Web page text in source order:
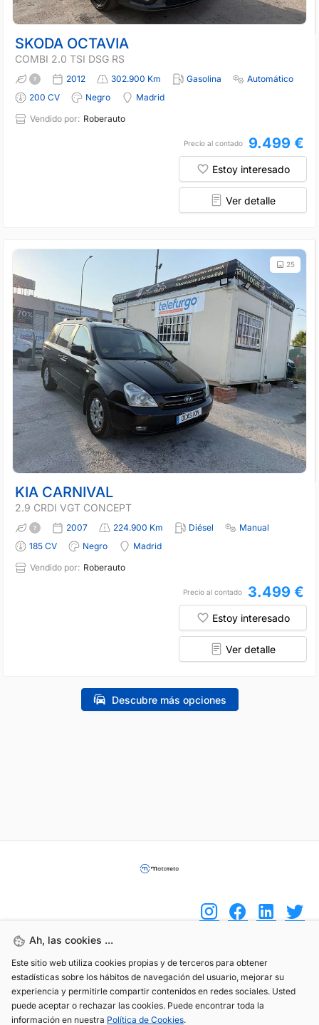
SKODA OCTAVIA
COMBI 2.0 TSI DSG RS
2012 302.900 Km Gasolina
Automático
200 CV
Negro
Madrid
Vendido por: Roberauto
Precio al contado 9.499 €
Estoy interesado
Ver detalle
25
KIA CARNIVAL
2.9 CRDI VGT CONCEPT
2007 224.900 Km Diésel
Manual
185 CV
Negro
Madrid
Vendido por: Roberauto
Precio al contado 3.499 €
Estoy interesado
Ver detalle
Descubre más opciones
Ah, las cookies ...
Este sitio web utiliza cookies propias y de terceros para obtener
estadísticas sobre los hábitos de navegación del usuario, mejorar su
experiencia y permitirle compartir contenidos en redes sociales. Usted
puede aceptar o rechazar las cookies. Puede encontrar toda la
información en nuestra Política de Cookies.
(+34) 744 408 070
info@motoreto.com